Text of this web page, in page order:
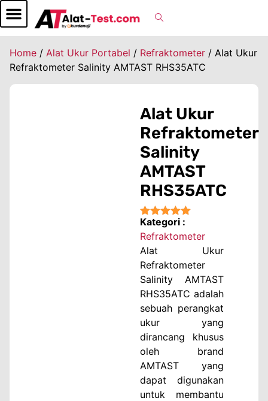
Home / Alat Ukur Portabel / Refraktometer / Alat Ukur
Refraktometer Salinity AMTAST RHS35ATC
Alat Ukur
Refraktometer
Salinity
AMTAST
RHS35ATC
★★★★★
Kategori :
Refraktometer
Alat Ukur
Refraktometer
Salinity AMTAST
RHS35ATC adalah
sebuah perangkat
ukur yang
dirancang khusus
oleh brand
AMTAST yang
dapat digunakan
untuk membantu